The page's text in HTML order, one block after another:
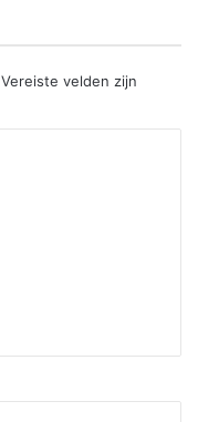
Vereiste velden zijn